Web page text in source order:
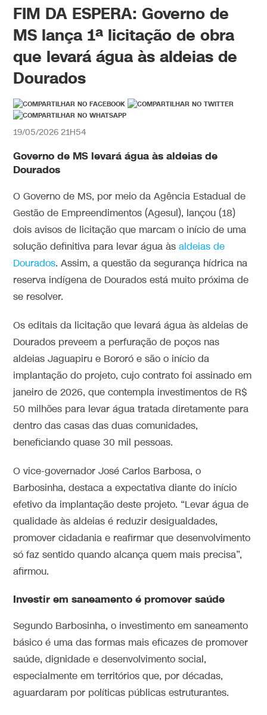
FIM DA ESPERA: Governo de
MS lança 1ª licitação de obra
que levará água às aldeias de
Dourados
19/05/2026 21H54
Governo de MS levará água às aldeias de
Dourados
O Governo de MS, por meio da Agência Estadual de
Gestão de Empreendimentos (Agesul), lançou (18)
dois avisos de licitação que marcam o início de uma
solução definitiva para levar água àsaldeias de
Dourados. Assim, a questão da segurança hídrica na
reserva indígena de Dourados está muito próxima de
se resolver.
Os editais da licitação que levará água às aldeias de
Dourados preveem a perfuração de poços nas
aldeias Jaguapiru e Bororó e são o início da
implantação do projeto, cujo contrato foi assinado em
janeiro de 2026, que contempla investimentos de R$
50 milhões para levar água tratada diretamente para
dentro das casas das duas comunidades,
beneficiando quase 30 mil pessoas.
O vice-governador José Carlos Barbosa, o
Barbosinha, destaca a expectativa diante do início
efetivo da implantação deste projeto. “Levar água de
qualidade às aldeias é reduzir desigualdades,
promover cidadania e reafirmar que desenvolvimento
só faz sentido quando alcança quem mais precisa”,
afirmou.
Investir em saneamento é promover saúde
Segundo Barbosinha, o investimento em saneamento
básico é uma das formas mais eficazes de promover
saúde, dignidade e desenvolvimento social,
especialmente em territórios que, por décadas,
aguardaram por políticas públicas estruturantes.